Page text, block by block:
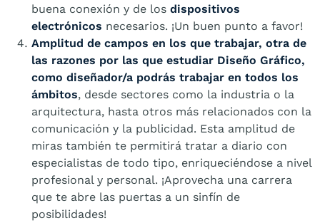
buena conexión y de los dispositivos
electrónicos necesarios. ¡Un buen punto a favor!
Amplitud de campos en los que trabajar, otra de
las razones por las que estudiar Diseño Gráfico,
como diseñador/a podrás trabajar en todos los
ámbitos, desde sectores como la industria o la
arquitectura, hasta otros más relacionados con la
comunicación y la publicidad. Esta amplitud de
miras también te permitirá tratar a diario con
especialistas de todo tipo, enriqueciéndose a nivel
profesional y personal. ¡Aprovecha una carrera
que te abre las puertas a un sinfín de
posibilidades!